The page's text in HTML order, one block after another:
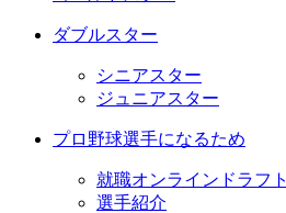
ダブルスター
シニアスター
ジュニアスター
プロ野球選手になるため
就職オンラインドラフト
選手紹介